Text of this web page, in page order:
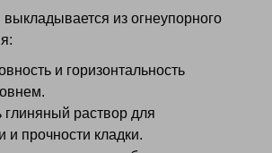
из огнеупорного
и горизонтальность
глиняный раствор для
и прочности кладки.